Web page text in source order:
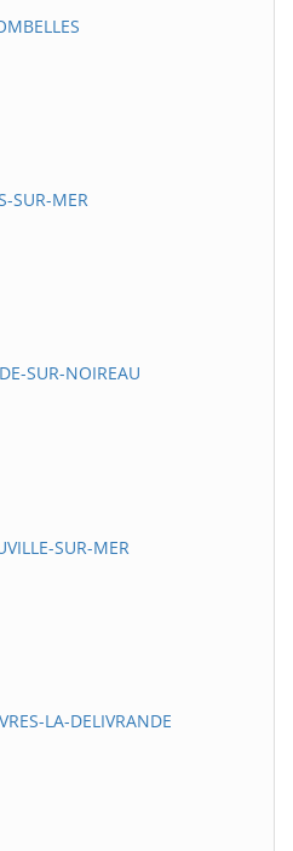
SUR-MER
SUR-NOIREAU
SUR-MER
LA-DELIVRANDE